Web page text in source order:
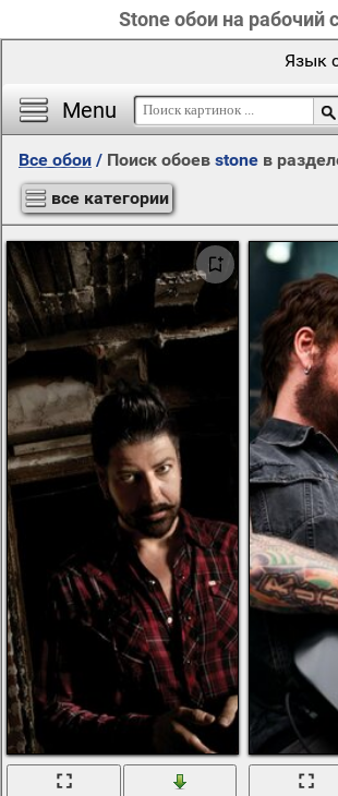
Stone обои на рабочий
Menu
Язык
Все обои / Поиск обоев stone в
все категории